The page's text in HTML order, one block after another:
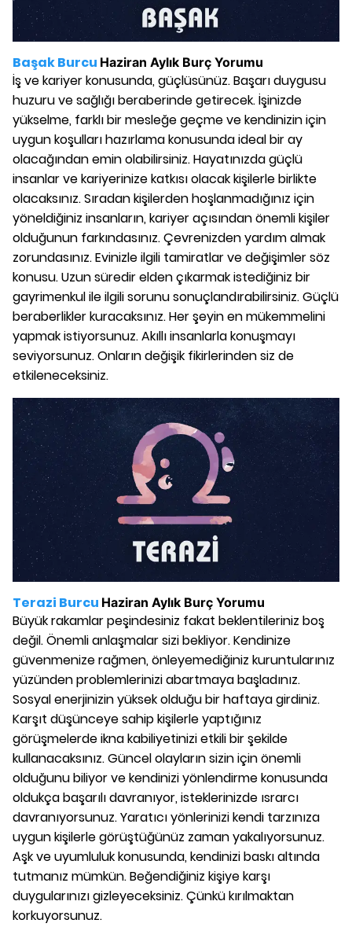
Başak Burcu Haziran Aylık Burç Yorumu
İş ve kariyer konusunda, güçlüsünüz. Başarı duygusu
huzuru ve sağlığı beraberinde getirecek. İşinizde
yükselme, farklı bir mesleğe geçme ve kendinizin için
uygun koşulları hazırlama konusunda ideal bir ay
olacağından emin olabilirsiniz. Hayatınızda güçlü
insanlar ve kariyerinize katkısı olacak kişilerle birlikte
olacaksınız. Sıradan kişilerden hoşlanmadığınız için
yöneldiğiniz insanların, kariyer açısından önemli kişiler
olduğunun farkındasınız. Çevrenizden yardım almak
zorundasınız. Evinizle ilgili tamiratlar ve değişimler söz
konusu. Uzun süredir elden çıkarmak istediğiniz bir
gayrimenkul ile ilgili sorunu sonuçlandırabilirsiniz. Güçlü
beraberlikler kuracaksınız. Her şeyin en mükemmelini
yapmak istiyorsunuz. Akıllı insanlarla konuşmayı
seviyorsunuz. Onların değişik fikirlerinden siz de
etkileneceksiniz.
Terazi Burcu Haziran Aylık Burç Yorumu
Büyük rakamlar peşindesiniz fakat beklentileriniz boş
değil. Önemli anlaşmalar sizi bekliyor. Kendinize
güvenmenize rağmen, önleyemediğiniz kuruntularınız
yüzünden problemlerinizi abartmaya başladınız.
Sosyal enerjinizin yüksek olduğu bir haftaya girdiniz.
Karşıt düşünceye sahip kişilerle yaptığınız
görüşmelerde ikna kabiliyetinizi etkili bir şekilde
kullanacaksınız. Güncel olayların sizin için önemli
olduğunu biliyor ve kendinizi yönlendirme konusunda
oldukça başarılı davranıyor, isteklerinizde ısrarcı
davranıyorsunuz. Yaratıcı yönlerinizi kendi tarzınıza
uygun kişilerle görüştüğünüz zaman yakalıyorsunuz.
Aşk ve uyumluluk konusunda, kendinizi baskı altında
tutmanız mümkün. Beğendiğiniz kişiye karşı
duygularınızı gizleyeceksiniz. Çünkü kırılmaktan
korkuyorsunuz.